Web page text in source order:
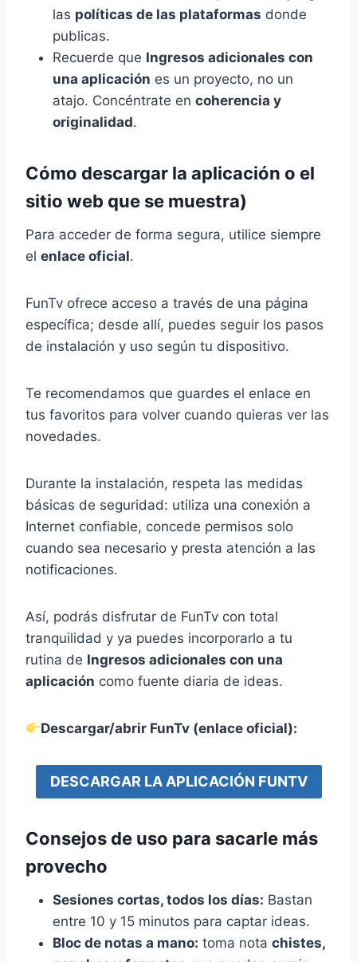
las políticas de las plataformas donde
publicas.
Recuerde que Ingresos adicionales con
una aplicación es un proyecto, no un
atajo. Concéntrate en coherencia y
originalidad.
Cómo descargar la aplicación o el
sitio web que se muestra)
Para acceder de forma segura, utilice siempre
el enlace oficial.
FunTv ofrece acceso a través de una página
específica; desde allí, puedes seguir los pasos
de instalación y uso según tu dispositivo.
Te recomendamos que guardes el enlace en
tus favoritos para volver cuando quieras ver las
novedades.
Durante la instalación, respeta las medidas
básicas de seguridad: utiliza una conexión a
Internet confiable, concede permisos solo
cuando sea necesario y presta atención a las
notificaciones.
Así, podrás disfrutar de FunTv con total
tranquilidad y ya puedes incorporarlo a tu
rutina de Ingresos adicionales con una
aplicación como fuente diaria de ideas.
Descargar/abrir FunTv (enlace oficial):
DESCARGAR LA APLICACIÓN FUNTV
Consejos de uso para sacarle más
provecho
Sesiones cortas, todos los días: Bastan
entre 10 y 15 minutos para captar ideas.
Bloc de notas a mano: toma nota chistes,